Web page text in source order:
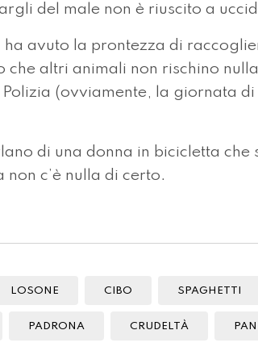
del male non è riuscito a
ha avuto la prontezza di
che altri animali non rischino
(ovviamente, la giornata
di una donna in bicicletta che
non c’è nulla di certo.
LOSONE CIBO SPAGHETTI
PADRONA CRUDELTÀ